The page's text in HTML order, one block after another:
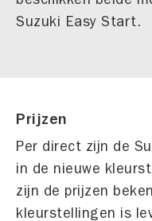
Suzuki Easy Start.
Prijzen
Per direct zijn de
in de nieuwe
zijn de prijzen
kleurstellingen is